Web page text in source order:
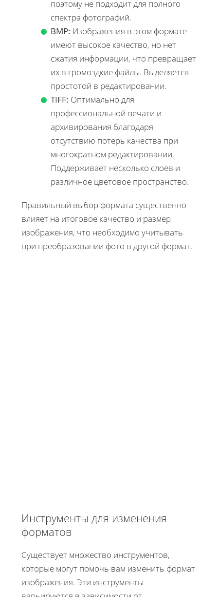
поэтому не подходит для полного
спектра фотографий.
BMP: Изображения в этом формате
имеют высокое качество, но нет
сжатия информации, что превращает
их в громоздкие файлы. Выделяется
простотой в редактировании.
TIFF: Оптимально для
профессиональной печати и
архивирования благодаря
отсутствию потерь качества при
многократном редактировании.
Поддерживает несколько слоёв и
различное цветовое пространство.
Правильный выбор формата существенно
влияет на итоговое качество и размер
изображения, что необходимо учитывать
при преобразовании фото в другой формат.
Инструменты для изменения
форматов
Существует множество инструментов,
которые могут помочь вам изменить формат
изображения. Эти инструменты